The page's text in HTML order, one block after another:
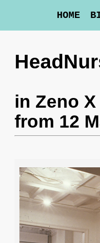
HOME
in Zeno
from 12